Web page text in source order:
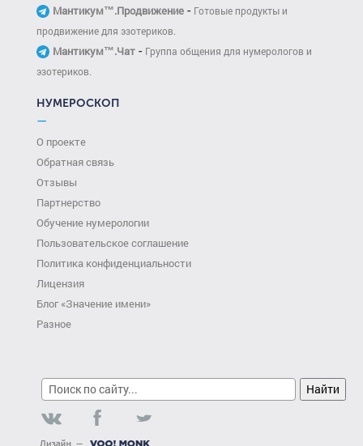
Мантикум™.Продвижение - Готовые продукты и
продвижение для эзотериков.
Мантикум™.Чат - Группа общения для нумерологов и
эзотериков.
НУМЕРОСКОП
—
О проекте
Обратная связь
Отзывы
Партнерство
Обучение нумерологии
Пользовательское соглашение
Политика конфиденциальности
Лицензия
Блог «Значение имени»
Разное